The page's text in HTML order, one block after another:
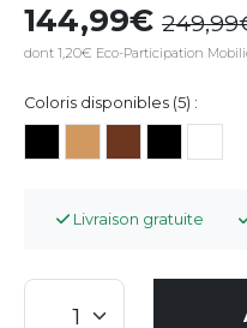
144,99
dont 1,20€ Eco-Participation
Coloris disponibles (5) :
Livraison gratuite